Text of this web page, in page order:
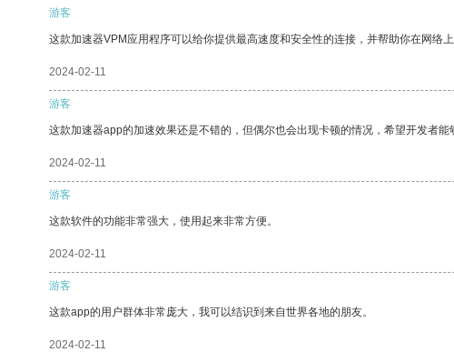
游客
这款加速器VPM应用程序可以给你提供最高速度和安全性的连接，并帮助你在网络上
2024-02-11
游客
这款加速器app的加速效果还是不错的，但偶尔也会出现卡顿的情况，希望开发者能
2024-02-11
游客
这款软件的功能非常强大，使用起来非常方便。
2024-02-11
游客
这款app的用户群体非常庞大，我可以结识到来自世界各地的朋友。
2024-02-11